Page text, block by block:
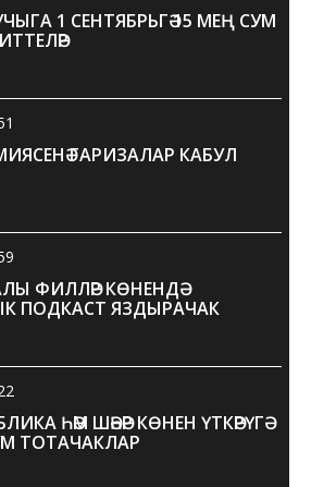
1 СЕНТЯБРЬГӘ 15 МЕҢ СУМ
ГАРИЗАЛАР КАБУЛ
ФИЛЛӘР КӨНЕНДӘ
ПОДКАСТ ЯЗДЫРАЧАК
ҺӘМ ШӘҺӘР КӨНЕН ҮТКӘРҮГӘ
ТОТАЧАКЛАР